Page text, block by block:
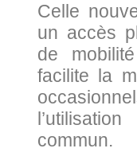
Celle
un accès
de
facilite la
commun.